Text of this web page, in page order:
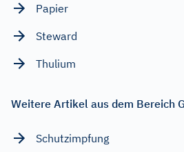
Papier
Steward
Thulium
Weitere Artikel aus dem Bereich
Schutzimpfung